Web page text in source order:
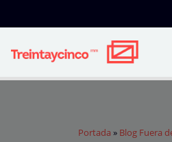
Portada » Blog Fuera